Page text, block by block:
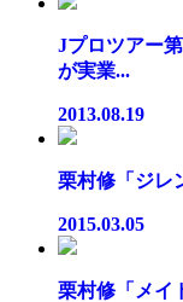
Jプロツアー
が実業...
2013.08.19
栗村修「ジレ
2015.03.05
栗村修「メイ